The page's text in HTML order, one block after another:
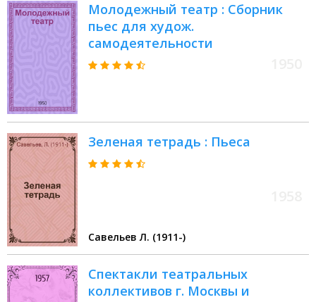
Молодежный театр : Сборник
пьес для худож.
самодеятельности
Зеленая тетрадь : Пьеса
Савельев Л. (1911-)
Спектакли театральных
коллективов г. Москвы и